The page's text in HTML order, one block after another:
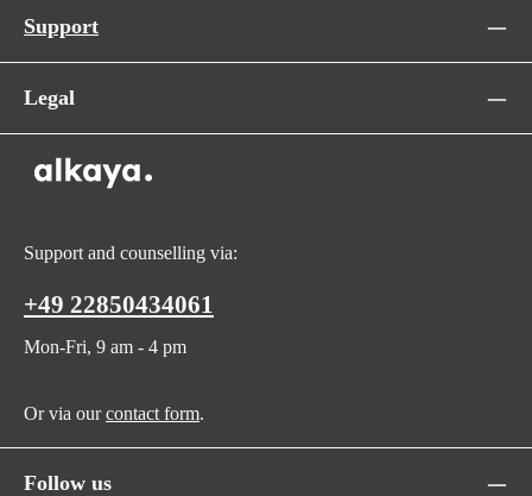
Support
Legal
Support and counselling via:
+49 22850434061
Mon-Fri, 9 am - 4 pm
Or via ourcontact form.
Follow us